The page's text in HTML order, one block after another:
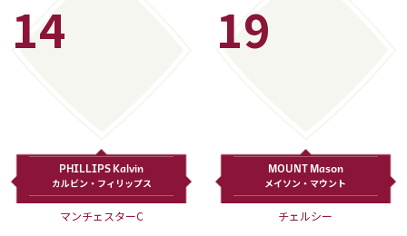
14
PHILLIPS Kalvin
カルビン・フィリップス
マンチェスターC
19
MOUNT Mason
メイソン・マウント
チェルシー